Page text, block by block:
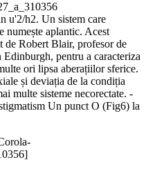
u'2/h2. Un sistem care
numește aplantic. Acest
de Robert Blair, profesor de
pentru a caracteriza
ori lipsa aberațiilor sferice.
și deviația de la condiția
multe sisteme necorectate. -
Un punct O (Fig6) la